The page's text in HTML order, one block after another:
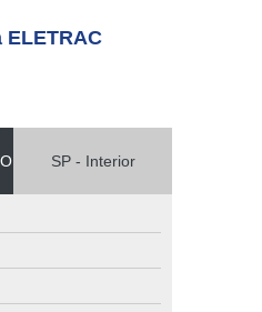
ELETRAC
SP - Interior